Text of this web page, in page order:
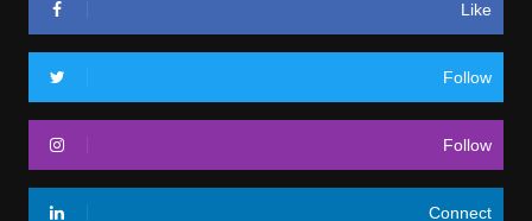
Like
Follow
Follow
Connect